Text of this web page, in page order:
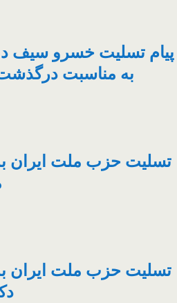
پیام تسلیت خسرو سیف
به مناسبت
تسلیت حزب ملت ایران
تسلیت حزب ملت ایران